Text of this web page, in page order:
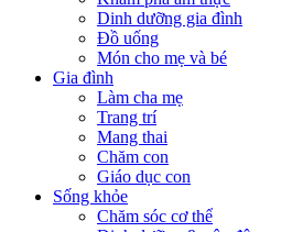
Dinh dưỡng gia đình
Đồ uống
Món cho mẹ và bé
Gia đình
Làm cha mẹ
Trang trí
Mang thai
Chăm con
Giáo dục con
Sống khỏe
Chăm sóc cơ thể